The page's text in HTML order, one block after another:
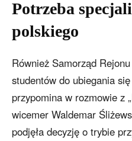
Potrzeba
polskiego
Również Samorząd
studentów do ubiegania
przypomina w rozmowie z
wicemer Waldemar
podjęła decyzję o trybie